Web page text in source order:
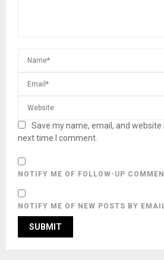
Save my name, email, and
next time I comment.
NOTIFY ME OF FOLLOW-UP
NOTIFY ME OF NEW POSTS BY